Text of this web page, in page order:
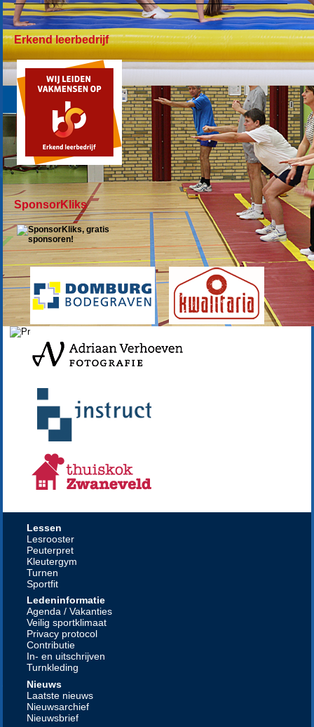
Erkend leerbedrijf
SponsorKliks
Lessen
Lesrooster
Peuterpret
Kleutergym
Turnen
Sportfit
Ledeninformatie
Agenda / Vakanties
Veilig sportklimaat
Privacy protocol
Contributie
In- en uitschrijven
Turnkleding
Nieuws
Laatste nieuws
Nieuwsarchief
Nieuwsbrief